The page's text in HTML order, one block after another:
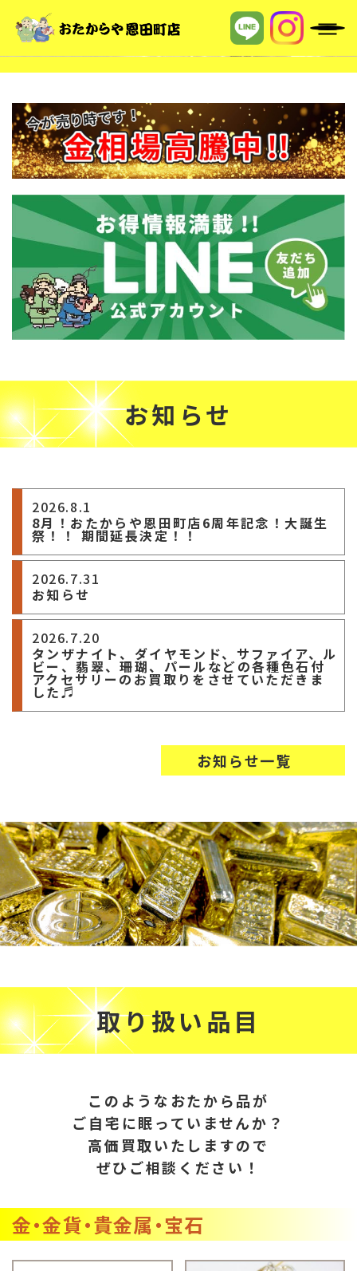
お知らせ
2026.8.1
8月！おたからや恩田町店6周年記念！大誕生
祭！！ 期間延長決定！！
2026.7.31
お知らせ
2026.7.20
タンザナイト、ダイヤモンド、サファイア、ル
ビー、翡翠、珊瑚、パールなどの各種色石付
アクセサリーのお買取りをさせていただきま
した♬
お知らせ一覧
取り扱い品目
このようなおたから品が
ご自宅に眠っていませんか？
高価買取いたしますので
ぜひご相談ください！
金・金貨・貴金属・宝石